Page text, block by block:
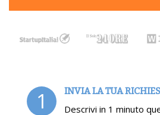
1 INVIA LA TUA
Descrivi in 1 minuto